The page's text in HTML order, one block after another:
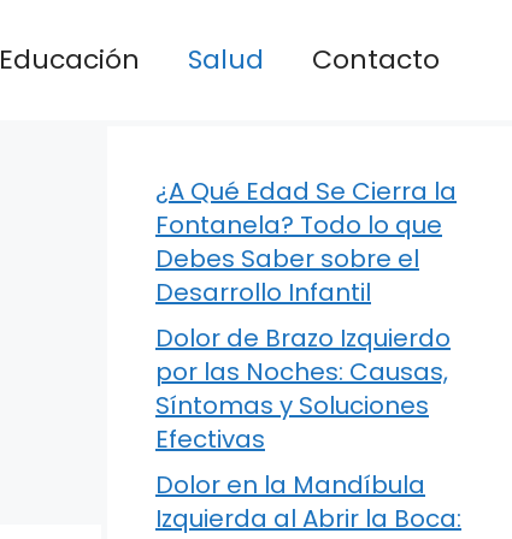
Educación Salud Contacto
¿A Qué Edad Se Cierra la
Fontanela? Todo lo que
Debes Saber sobre el
Desarrollo Infantil
Dolor de Brazo Izquierdo
por las Noches: Causas,
Síntomas y Soluciones
Efectivas
Dolor en la Mandíbula
Izquierda al Abrir la Boca: